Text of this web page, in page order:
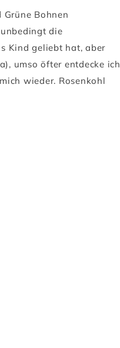
Grüne Bohnen
die
Kind geliebt hat, aber
umso öfter entdecke ich
wieder. Rosenkohl